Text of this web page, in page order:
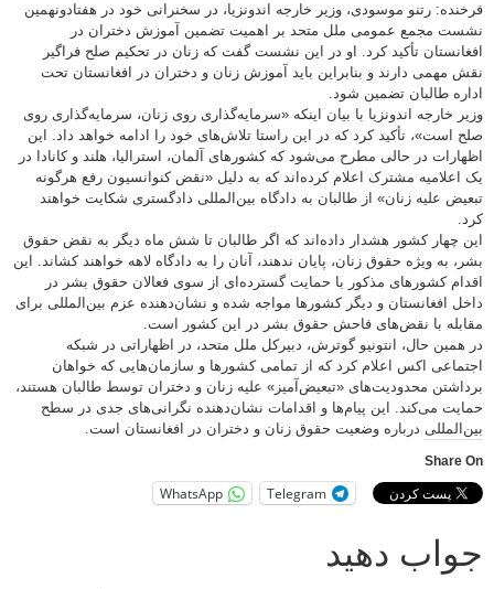
رتنو موسودی، وزیر خارجه اندونزیا، در سخنرانی خود در هفتادونهمین
مجمع عمومی ملل متحد بر اهمیت تضمین آموزش دختران در
تأکید کرد. او در این نشست گفت که زنان در تحکیم صلح فراگیر
مهمی دارند و بنابراین باید آموزش زنان و دختران در افغانستان تحت
طالبان تضمین شود.
خارجه اندونزیا با بیان اینکه «سرمایه‌گذاری روی زنان، سرمایه‌گذاری روی
است»، تأکید کرد که در این راستا تلاش‌های خود را ادامه خواهد داد. این
در حالی مطرح می‌شود که کشورهای آلمان، استرالیا، هلند و کانادا در
مشترک اعلام کرده‌اند که به دلیل «نقض کنوانسیون رفع هرگونه
علیه زنان» از طالبان به دادگاه بین‌المللی دادگستری شکایت خواهند
چهار کشور هشدار داده‌اند که اگر طالبان تا شش ماه دیگر به نقض حقوق
به ویژه حقوق زنان، پایان ندهند، آنان را به دادگاه لاهه خواهند کشاند. این
کشورهای مذکور با حمایت گسترده‌ای از سوی فعالان حقوق بشر در
افغانستان و دیگر کشورها مواجه شده و نشان‌دهنده عزم بین‌المللی برای
با نقض‌های فاحش حقوق بشر در این کشور است.
حال، انتونیو گوترش، دبیرکل ملل متحد، در اظهاراتی در شبکه
اکس اعلام کرد که از تمامی کشورها و سازمان‌هایی که خواهان
محدودیت‌های «تبعیض‌آمیز» علیه زنان و دختران توسط طالبان هستند،
می‌کند. این پیام‌ها و اقدامات نشان‌دهنده نگرانی‌های جدی در سطح
درباره وضعیت حقوق زنان و دختران در افغانستان است.
Telegram
WhatsApp
دهید